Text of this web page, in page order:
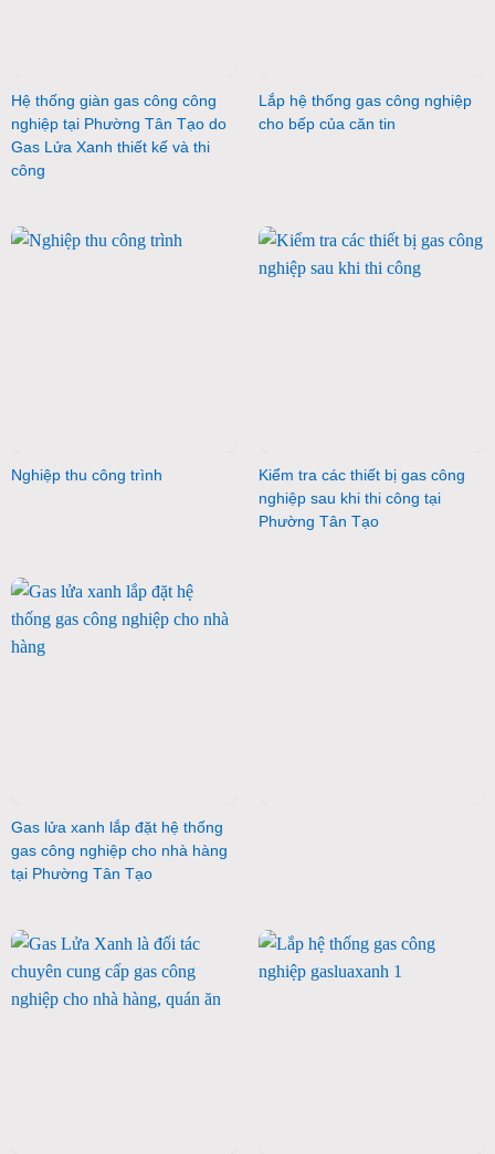
Hệ thống giàn gas công công
nghiệp tại Phường Tân Tạo do
Gas Lửa Xanh thiết kế và thi
công
Lắp hệ thống gas công nghiệp
cho bếp của căn tin
Nghiệp thu công trình
Kiểm tra các thiết bị gas công
nghiệp sau khi thi công tại
Phường Tân Tạo
Gas lửa xanh lắp đặt hệ thống
gas công nghiệp cho nhà hàng
tại Phường Tân Tạo